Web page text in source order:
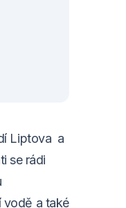
Liptova a
se rádi
vodě a také